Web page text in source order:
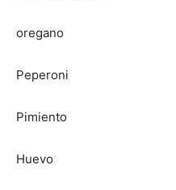
oregano
Peperoni
Pimiento
Huevo